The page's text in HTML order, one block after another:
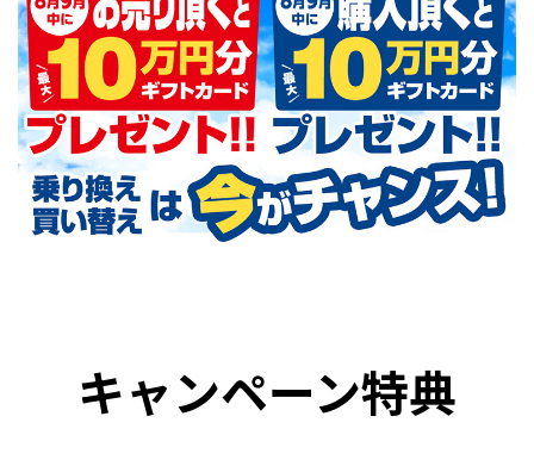
キャンペーン特典